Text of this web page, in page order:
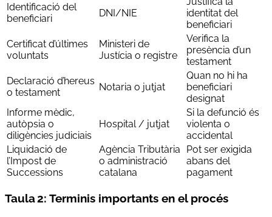
Identificació del
beneficiari
DNI/NIE
identitat del
beneficiari
Certificat d’últimes
voluntats
Ministeri de
Justícia o registre
Verifica la
presència d’un
testament
Declaració d’hereus
o testament
Notaria o jutjat
Quan no hi ha
beneficiari
designat
Informe mèdic,
autòpsia o
diligències judiciais
Hospital / jutjat
Si la defunció és
violenta o
accidental
Liquidació de
l’Impost de
Successions
‎Agència Tributària
o administració
catalana
Pot ser exigida
abans del
pagament
Taula 2: Terminis importants en el procés